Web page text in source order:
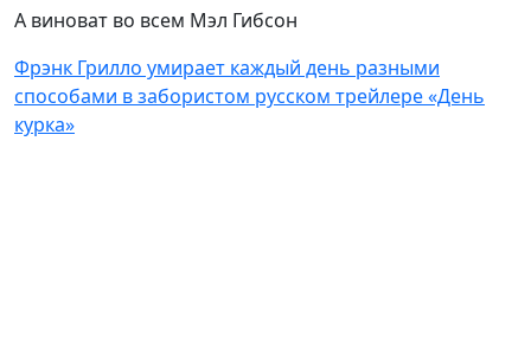
А виноват во всем Мэл Гибсон
Фрэнк Грилло умирает каждый день разными
способами в забористом русском трейлере «День
курка»